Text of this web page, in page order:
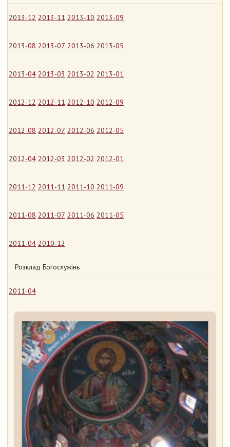
2013-12 2013-11 2013-10 2013-09
2013-08 2013-07 2013-06 2013-05
2013-04 2013-03 2013-02 2013-01
2012-12 2012-11 2012-10 2012-09
2012-08 2012-07 2012-06 2012-05
2012-04 2012-03 2012-02 2012-01
2011-12 2011-11 2011-10 2011-09
2011-08 2011-07 2011-06 2011-05
2011-04 2010-12
Розклад Богослужінь
2011-04